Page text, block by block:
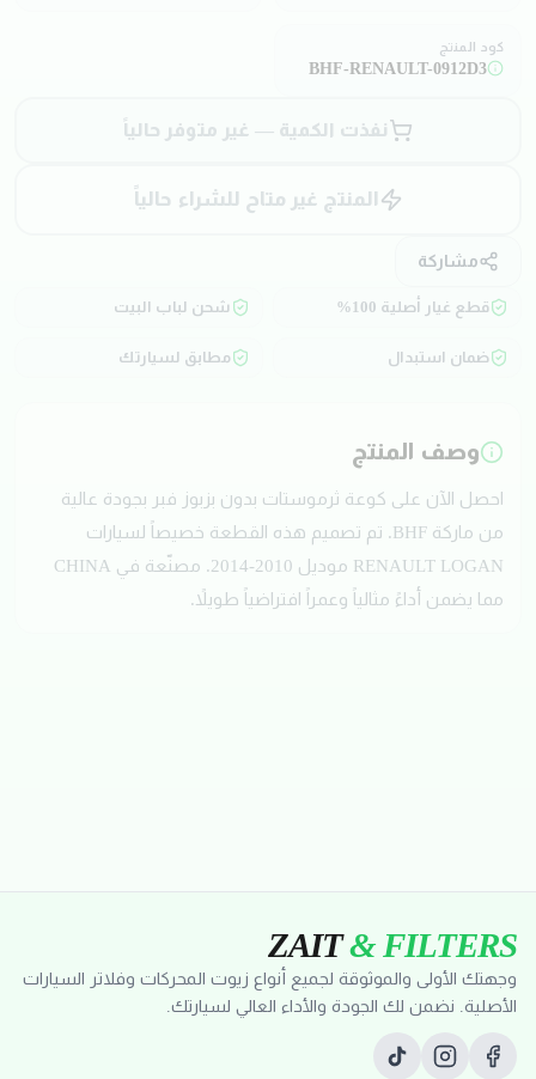
كود المنتج
BHF-RENAULT-0912D3
نفذت الكمية — غير متوفر حالياً
المنتج غير متاح للشراء حالياً
مشاركة
قطع غيار أصلية 100% شحن لباب البيت
ضمان استبدال مطابق لسيارتك
وصف المنتج
احصل الآن على كوعة ثرموستات بدون بزبوز فبر بجودة عالية
من ماركة BHF. تم تصميم هذه القطعة خصيصاً لسيارات
RENAULT LOGAN موديل 2010-2014. مصنّعة في CHINA
مما يضمن أداءً مثالياً وعمراً افتراضياً طويلاً.
ZAIT& FILTERS
وجهتك الأولى والموثوقة لجميع أنواع زيوت المحركات وفلاتر السيارات
الأصلية. نضمن لك الجودة والأداء العالي لسيارتك.